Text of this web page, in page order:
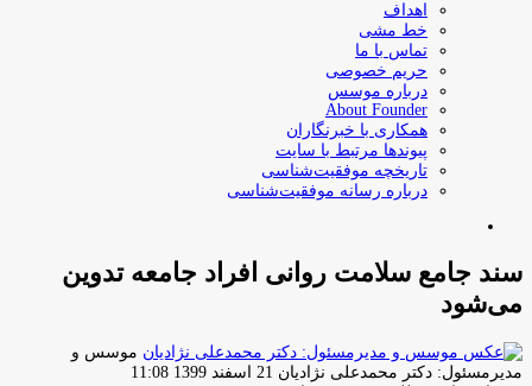
اهداف
خط مشی
تماس با ما
حریم خصوصی
درباره موسس
About Founder
همکاری با خبرنگاران
پیوندها مرتبط با سایت
تاریخچه موفقیت‌شناسی
درباره رسانه موفقیت‌شناسی
سند جامع سلامت روانی افراد جامعه تدوین
می‌شود
موسس و
مدیرمسئول: دکتر محمدعلی نژادیان ارسال
21 اسفند 1399 11:08